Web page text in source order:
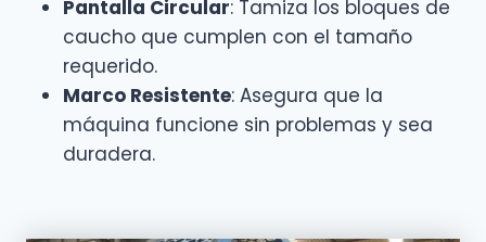
Pantalla Circular: Tamiza los bloques de
caucho que cumplen con el tamaño
requerido.
Marco Resistente: Asegura que la
máquina funcione sin problemas y sea
duradera.